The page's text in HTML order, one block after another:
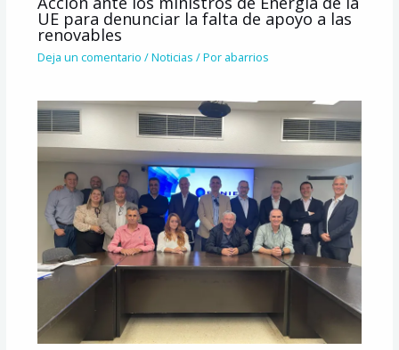
UE para denunciar la falta de apoyo a las
renovables
Deja un comentario /Noticias / Por abarrios